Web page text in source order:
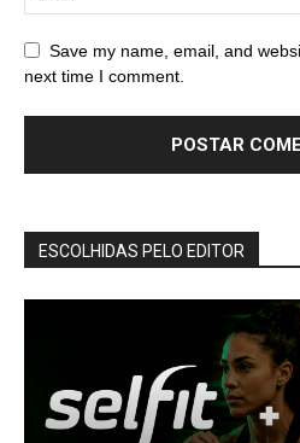
Save my name, email, and
next time I comment.
ESCOLHIDAS PELO EDITOR